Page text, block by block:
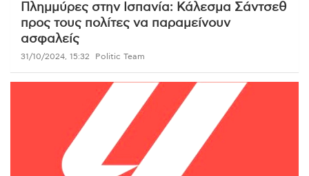
Πλημμύρες στην Ισπανία: Κάλεσμα Σάντσεθ
προς τους πολίτες να παραμείνουν
ασφαλείς
31/10/2024, 15:32 Politic Team